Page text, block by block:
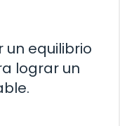
equilibrio
lograr un